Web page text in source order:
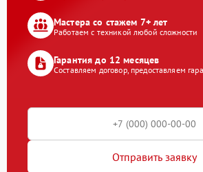
Мастера со стажем 7+ лет
Работаем с техникой любой сложности
Гарантия до 12 месяцев
Составляем договор, предоставляем
Отправить заявку